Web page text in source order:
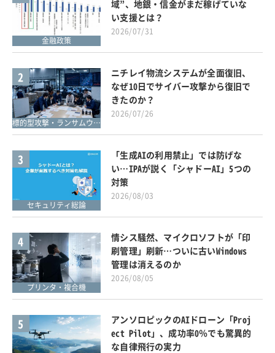
金融政策
域”、地銀・信金がまだ稼げていな
い支援とは？
2026/07/31
2
標的型攻撃・ランサムウェア対策
ニチレイ物流システムが全面復旧、
なぜ10日でサイバー攻撃から復旧で
きたのか？
2026/07/26
3
セキュリティ総論
「生成AIの利用禁止」では防げな
い…IPAが説く「シャドーAI」5つの
対策
2026/08/03
4
プリンタ・複合機
情シス騒然、マイクロソフトが「印
刷管理」刷新…ついに古いWindows
管理は消えるのか
2026/08/05
5
アンソロピックのAIドローン「Proj
ect Pilot」、成功率0％でも驚異的
な自律飛行の実力